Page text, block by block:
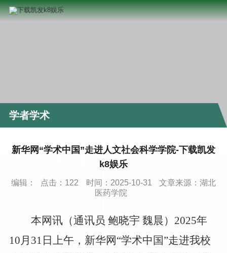
学者学术
新华网“学术中国”走进人文社会科学学院-下载凯发
k8娱乐
编辑： 点击： 122 时间：2025-10-31
文章来源：湖北
医药学院
本网讯（通讯员 鲍晓宇 魏晨） 2025年
10月31日上午，新华网“学术中国”走进我校